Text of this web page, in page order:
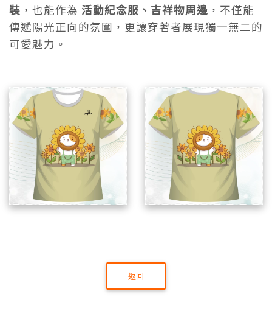
裝 ，也能作為 活動紀念服、吉祥物周邊 ，不僅能
傳遞陽光正向的氛圍，更讓穿著者展現獨一無二的
可愛魅力。
返回